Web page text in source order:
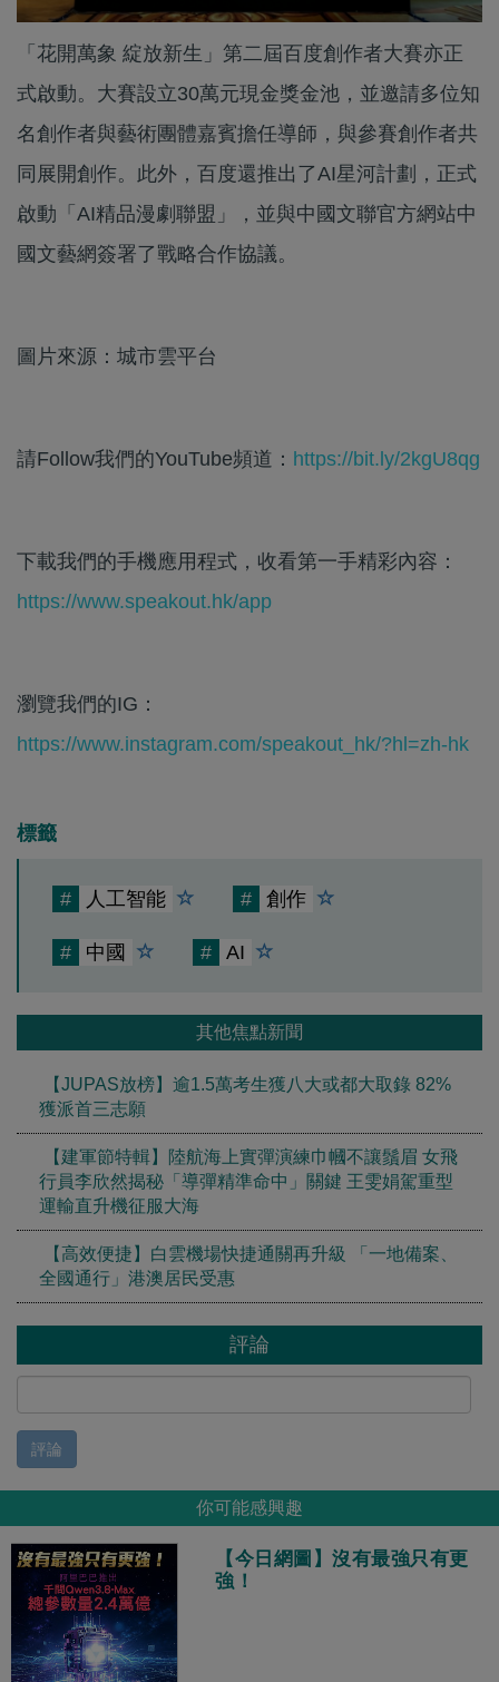
「花開萬象 綻放新生」第二屆百度創作者大賽亦正
式啟動。大賽設立30萬元現金獎金池，並邀請多位知
名創作者與藝術團體嘉賓擔任導師，與參賽創作者共
同展開創作。此外，百度還推出了AI星河計劃，正式
啟動「AI精品漫劇聯盟」，並與中國文聯官方網站中
國文藝網簽署了戰略合作協議。
圖片來源：城市雲平台
請Follow我們的YouTube頻道： https://bit.ly/2kgU8qg
下載我們的手機應用程式，收看第一手精彩內容：
https://www.speakout.hk/app
瀏覽我們的IG：
https://www.instagram.com/speakout_hk/?hl=zh-hk
標籤
# 人工智能 # 創作
# 中國 # AI
其他焦點新聞
【JUPAS放榜】逾1.5萬考生獲八大或都大取錄 82%
獲派首三志願
【建軍節特輯】陸航海上實彈演練巾幗不讓鬚眉 女飛
行員李欣然揭秘「導彈精準命中」關鍵 王雯娟駕重型
運輸直升機征服大海
【高效便捷】白雲機場快捷通關再升級 「一地備案、
全國通行」港澳居民受惠
評論
評論
你可能感興趣
【今日網圖】沒有最強只有更
強！